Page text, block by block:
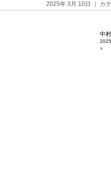
2025年 3月 10日 ｜ カ
中村
»